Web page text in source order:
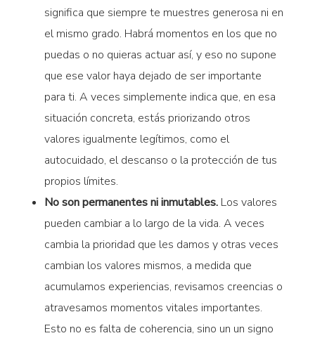
significa que siempre te muestres generosa ni en
el mismo grado. Habrá momentos en los que no
puedas o no quieras actuar así, y eso no supone
que ese valor haya dejado de ser importante
para ti. A veces simplemente indica que, en esa
situación concreta, estás priorizando otros
valores igualmente legítimos, como el
autocuidado, el descanso o la protección de tus
propios límites.
No son permanentes ni inmutables.Los valores
pueden cambiar a lo largo de la vida. A veces
cambia la prioridad que les damos y otras veces
cambian los valores mismos, a medida que
acumulamos experiencias, revisamos creencias o
atravesamos momentos vitales importantes.
Esto no es falta de coherencia, sino un un signo